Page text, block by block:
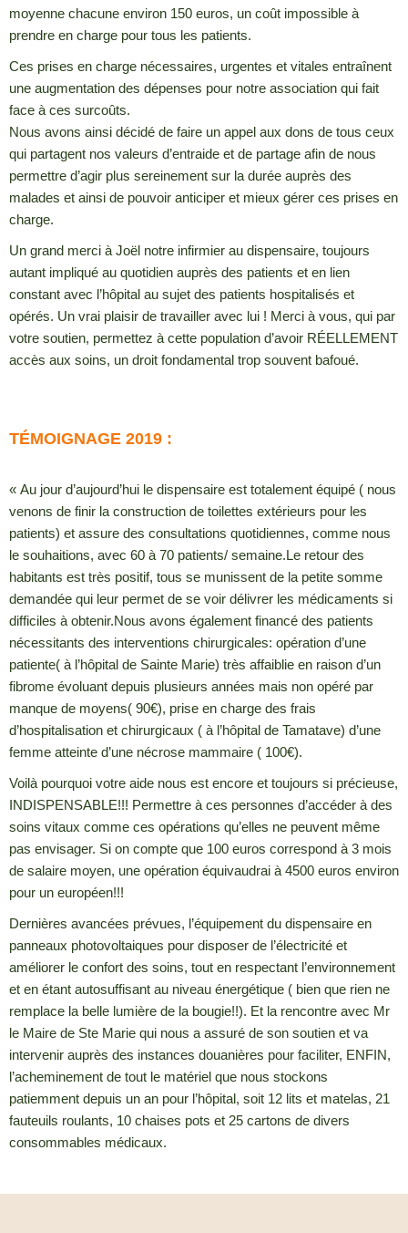
moyenne chacune environ 150 euros, un coût impossible à
prendre en charge pour tous les patients.
Ces prises en charge nécessaires, urgentes et vitales entraînent
une augmentation des dépenses pour notre association qui fait
face à ces surcoûts.
Nous avons ainsi décidé de faire un appel aux dons de tous ceux
qui partagent nos valeurs d’entraide et de partage afin de nous
permettre d’agir plus sereinement sur la durée auprès des
malades et ainsi de pouvoir anticiper et mieux gérer ces prises en
charge.
Un grand merci à Joël notre infirmier au dispensaire, toujours
autant impliqué au quotidien auprès des patients et en lien
constant avec l’hôpital au sujet des patients hospitalisés et
opérés. Un vrai plaisir de travailler avec lui ! Merci à vous, qui par
votre soutien, permettez à cette population d’avoir RÉELLEMENT
accès aux soins, un droit fondamental trop souvent bafoué.
TÉMOIGNAGE 2019 :
« Au jour d’aujourd’hui le dispensaire est totalement équipé ( nous
venons de finir la construction de toilettes extérieurs pour les
patients) et assure des consultations quotidiennes, comme nous
le souhaitions, avec 60 à 70 patients/ semaine.Le retour des
habitants est très positif, tous se munissent de la petite somme
demandée qui leur permet de se voir délivrer les médicaments si
difficiles à obtenir.Nous avons également financé des patients
nécessitants des interventions chirurgicales: opération d’une
patiente( à l’hôpital de Sainte Marie) très affaiblie en raison d’un
fibrome évoluant depuis plusieurs années mais non opéré par
manque de moyens( 90€), prise en charge des frais
d’hospitalisation et chirurgicaux ( à l’hôpital de Tamatave) d’une
femme atteinte d’une nécrose mammaire ( 100€).
Voilà pourquoi votre aide nous est encore et toujours si précieuse,
INDISPENSABLE!!! Permettre à ces personnes d’accéder à des
soins vitaux comme ces opérations qu’elles ne peuvent même
pas envisager. Si on compte que 100 euros correspond à 3 mois
de salaire moyen, une opération équivaudrai à 4500 euros environ
pour un européen!!!
Dernières avancées prévues, l’équipement du dispensaire en
panneaux photovoltaiques pour disposer de l’électricité et
améliorer le confort des soins, tout en respectant l’environnement
et en étant autosuffisant au niveau énergétique ( bien que rien ne
remplace la belle lumière de la bougie!!). Et la rencontre avec Mr
le Maire de Ste Marie qui nous a assuré de son soutien et va
intervenir auprès des instances douanières pour faciliter, ENFIN,
l’acheminement de tout le matériel que nous stockons
patiemment depuis un an pour l’hôpital, soit 12 lits et matelas, 21
fauteuils roulants, 10 chaises pots et 25 cartons de divers
consommables médicaux.